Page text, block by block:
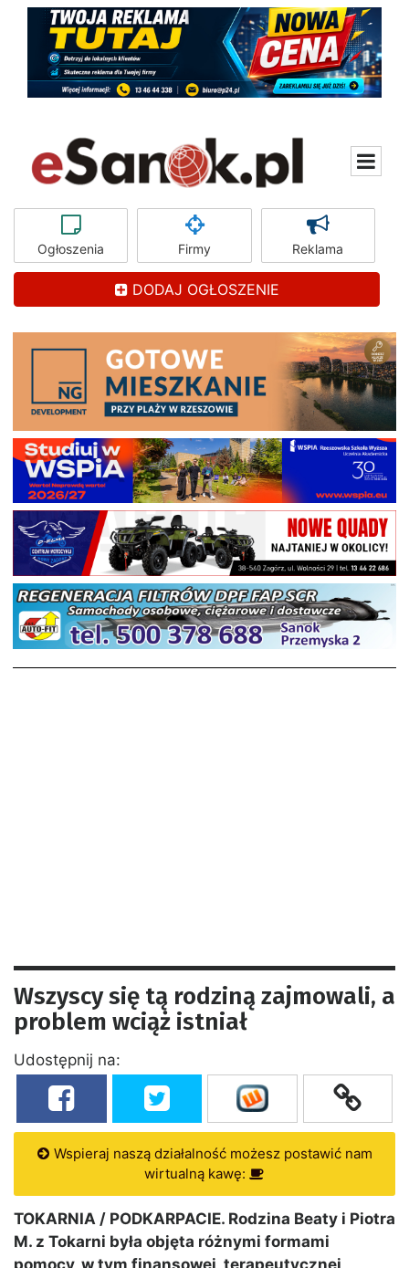
Ogłoszenia Firmy Reklama
DODAJ OGŁOSZENIE
Wszyscy się tą rodziną zajmowali, a
problem wciąż istniał
Udostępnij na:
Wspieraj naszą działalność możesz postawić nam
wirtualną kawę:
TOKARNIA / PODKARPACIE. Rodzina Beaty i Piotra
M. z Tokarni była objęta różnymi formami